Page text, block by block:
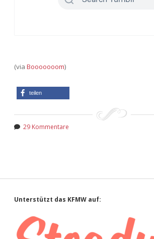
(via Booooooom)
teilen
29 Kommentare
Sidebar
Unterstützt das KFMW auf: